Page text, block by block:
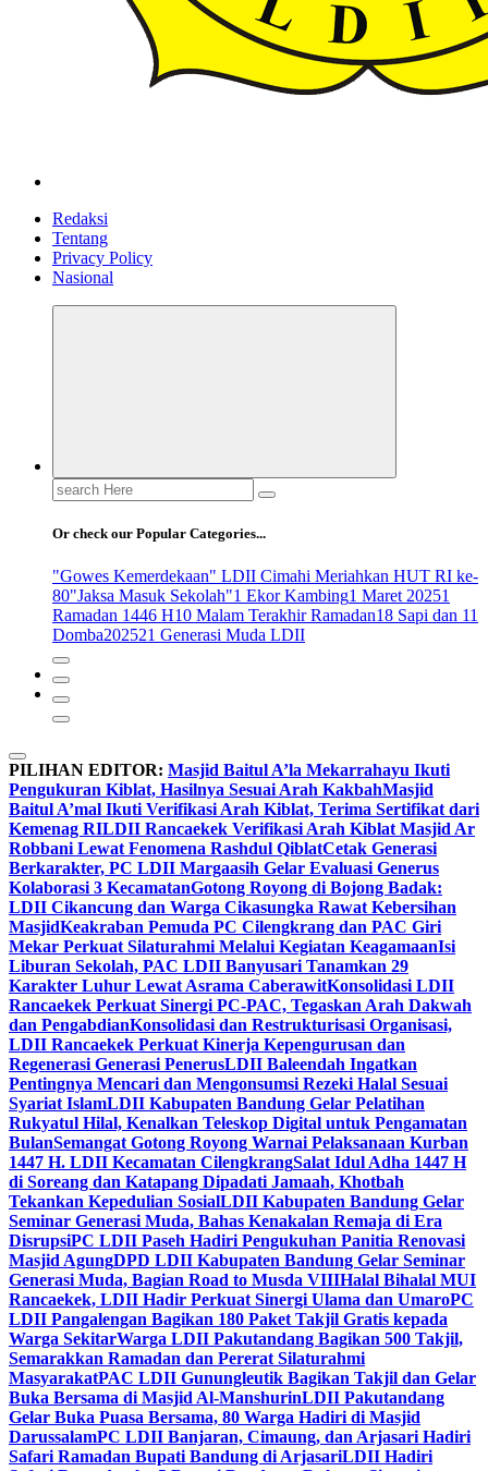
Redaksi
Tentang
Privacy Policy
Nasional
Search
for:
Or check our Popular Categories...
"Gowes Kemerdekaan" LDII Cimahi Meriahkan HUT RI ke-
80"Jaksa Masuk Sekolah"1 Ekor Kambing1 Maret 20251
Ramadan 1446 H10 Malam Terakhir Ramadan18 Sapi dan 11
Domba202521 Generasi Muda LDII
PILIHAN EDITOR: Masjid Baitul A’la Mekarrahayu Ikuti
Pengukuran Kiblat, Hasilnya Sesuai Arah KakbahMasjid
Baitul A’mal Ikuti Verifikasi Arah Kiblat, Terima Sertifikat dari
Kemenag RILDII Rancaekek Verifikasi Arah Kiblat Masjid Ar
Robbani Lewat Fenomena Rashdul QiblatCetak Generasi
Berkarakter, PC LDII Margaasih Gelar Evaluasi Generus
Kolaborasi 3 KecamatanGotong Royong di Bojong Badak:
LDII Cikancung dan Warga Cikasungka Rawat Kebersihan
MasjidKeakraban Pemuda PC Cilengkrang dan PAC Giri
Mekar Perkuat Silaturahmi Melalui Kegiatan KeagamaanIsi
Liburan Sekolah, PAC LDII Banyusari Tanamkan 29
Karakter Luhur Lewat Asrama CaberawitKonsolidasi LDII
Rancaekek Perkuat Sinergi PC-PAC, Tegaskan Arah Dakwah
dan PengabdianKonsolidasi dan Restrukturisasi Organisasi,
LDII Rancaekek Perkuat Kinerja Kepengurusan dan
Regenerasi Generasi PenerusLDII Baleendah Ingatkan
Pentingnya Mencari dan Mengonsumsi Rezeki Halal Sesuai
Syariat IslamLDII Kabupaten Bandung Gelar Pelatihan
Rukyatul Hilal, Kenalkan Teleskop Digital untuk Pengamatan
BulanSemangat Gotong Royong Warnai Pelaksanaan Kurban
1447 H. LDII Kecamatan CilengkrangSalat Idul Adha 1447 H
di Soreang dan Katapang Dipadati Jamaah, Khotbah
Tekankan Kepedulian SosialLDII Kabupaten Bandung Gelar
Seminar Generasi Muda, Bahas Kenakalan Remaja di Era
DisrupsiPC LDII Paseh Hadiri Pengukuhan Panitia Renovasi
Masjid AgungDPD LDII Kabupaten Bandung Gelar Seminar
Generasi Muda, Bagian Road to Musda VIIIHalal Bihalal MUI
Rancaekek, LDII Hadir Perkuat Sinergi Ulama dan UmaroPC
LDII Pangalengan Bagikan 180 Paket Takjil Gratis kepada
Warga SekitarWarga LDII Pakutandang Bagikan 500 Takjil,
Semarakkan Ramadan dan Pererat Silaturahmi
MasyarakatPAC LDII Gunungleutik Bagikan Takjil dan Gelar
Buka Bersama di Masjid Al-ManshurinLDII Pakutandang
Gelar Buka Puasa Bersama, 80 Warga Hadiri di Masjid
DarussalamPC LDII Banjaran, Cimaung, dan Arjasari Hadiri
Safari Ramadan Bupati Bandung di ArjasariLDII Hadiri